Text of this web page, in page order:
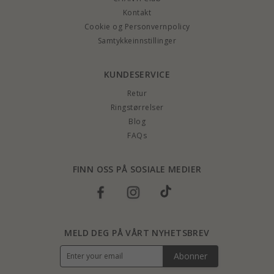
Kontakt
Cookie og Personvernpolicy
Samtykkeinnstillinger
KUNDESERVICE
Retur
Ringstørrelser
Blog
FAQs
FINN OSS PÅ SOSIALE MEDIER
MELD DEG PÅ VÅRT NYHETSBREV
Abonner